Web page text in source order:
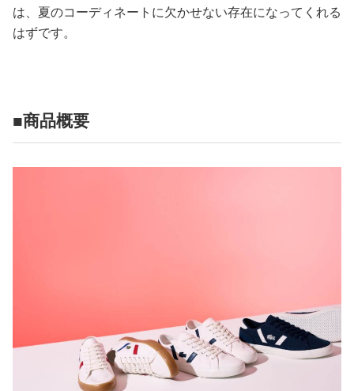
は、夏のコーディネートに欠かせない存在になってくれる
はずです。
■商品概要